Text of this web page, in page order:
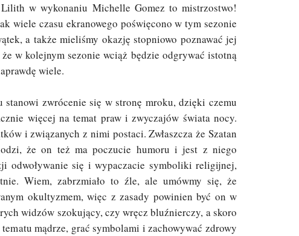
w wykonaniu Michelle Gomez to mistrzostwo!
wiele czasu ekranowego poświęcono w tym sezonie
a także mieliśmy okazję stopniowo poznawać jej
w kolejnym sezonie wciąż będzie odgrywać istotną
wiele.
stanowi zwrócenie się w stronę mroku, dzięki czemu
więcej na temat praw i zwyczajów świata nocy.
i związanych z nimi postaci. Zwłaszcza że Szatan
że on też ma poczucie humoru i jest z niego
odwoływanie się i wypaczacie symboliki religijnej,
Wiem, zabrzmiało to źle, ale umówmy się, że
okultyzmem, więc z zasady powinien być on w
widzów szokujący, czy wręcz bluźnierczy, a skoro
mądrze, grać symbolami i zachowywać zdrowy